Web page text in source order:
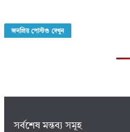
জনপ্রিয় পোস্টগু দেখুন
সর্বশেষ মন্তব্য সমূহ